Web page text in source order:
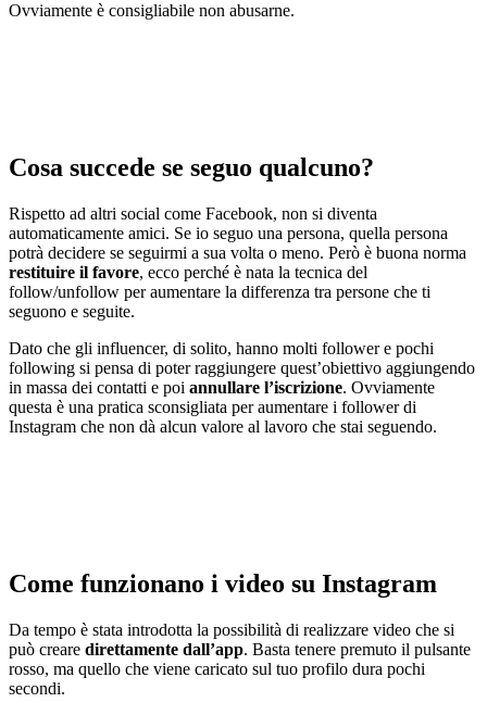
Ovviamente è consigliabile non abusarne.
Cosa succede se seguo qualcuno?
Rispetto ad altri social come Facebook, non si diventa
automaticamente amici. Se io seguo una persona, quella persona
potrà decidere se seguirmi a sua volta o meno. Però è buona norma
restituire il favore, ecco perché è nata la tecnica del
follow/unfollow per aumentare la differenza tra persone che ti
seguono e seguite.
Dato che gli influencer, di solito, hanno molti follower e pochi
following si pensa di poter raggiungere quest’obiettivo aggiungendo
in massa dei contatti e poi annullare l’iscrizione. Ovviamente
questa è una pratica sconsigliata per aumentare i follower di
Instagram che non dà alcun valore al lavoro che stai seguendo.
Come funzionano i video su Instagram
Da tempo è stata introdotta la possibilità di realizzare video che si
può creare direttamente dall’app. Basta tenere premuto il pulsante
rosso, ma quello che viene caricato sul tuo profilo dura pochi
secondi.